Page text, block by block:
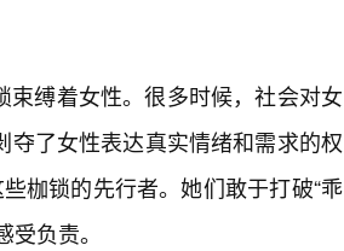
缚着女性。很多时候，社会对女
夺了女性表达真实情绪和需求的权
枷锁的先行者。她们敢于打破“乖
负责。